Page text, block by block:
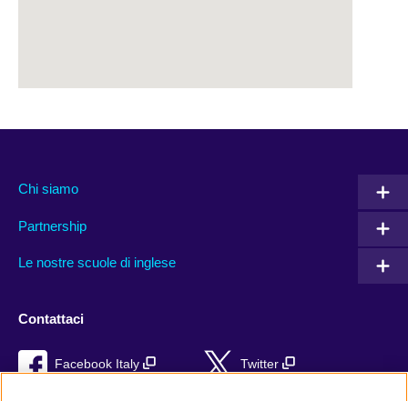
Chi siamo
Partnership
Le nostre scuole di inglese
Contattaci
Facebook Italy Twitter